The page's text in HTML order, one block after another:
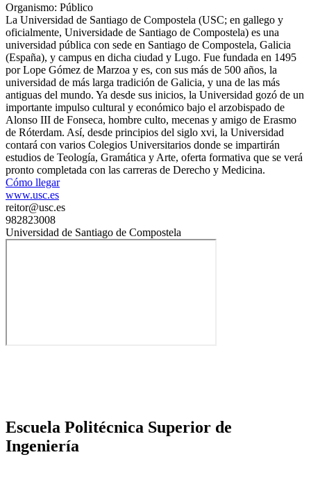
Organismo: Público
La Universidad de Santiago de Compostela (USC; en gallego y
oficialmente, Universidade de Santiago de Compostela) es una
universidad pública con sede en Santiago de Compostela, Galicia
(España), y campus en dicha ciudad y Lugo. Fue fundada en 1495
por Lope Gómez de Marzoa y es, con sus más de 500 años, la
universidad de más larga tradición de Galicia, y una de las más
antiguas del mundo. Ya desde sus inicios, la Universidad gozó de un
importante impulso cultural y económico bajo el arzobispado de
Alonso III de Fonseca, hombre culto, mecenas y amigo de Erasmo
de Róterdam. Así, desde principios del siglo xvi, la Universidad
contará con varios Colegios Universitarios donde se impartirán
estudios de Teología, Gramática y Arte, oferta formativa que se verá
pronto completada con las carreras de Derecho y Medicina.
Cómo llegar
www.usc.es
reitor@usc.es
982823008
Universidad de Santiago de Compostela
Escuela Politécnica Superior de
Ingeniería